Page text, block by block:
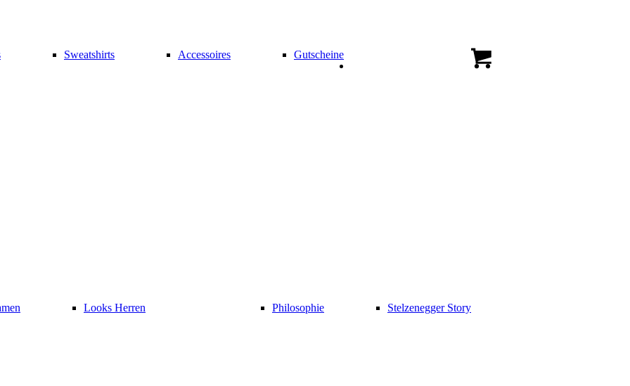
Sweatshirts Accessoires Gutscheine
Looks Herren Philosophie Stelzenegger Story